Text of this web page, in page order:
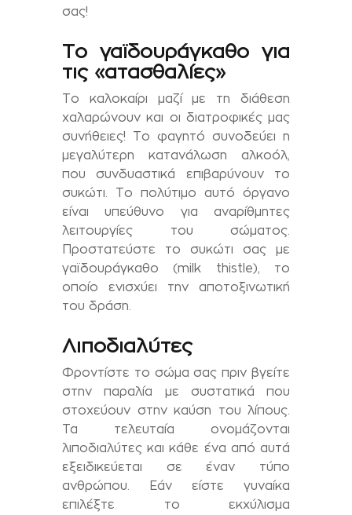
σας!
Το γαϊδουράγκαθο για
τις «ατασθαλίες»
Το καλοκαίρι μαζί με τη διάθεση
χαλαρώνουν και οι διατροφικές μας
συνήθειες! Tο φαγητό συνοδεύει η
μεγαλύτερη κατανάλωση αλκοόλ,
που συνδυαστικά επιβαρύνουν το
συκώτι. Το πολύτιμο αυτό όργανο
είναι υπεύθυνο για αναρίθμητες
λειτουργίες του σώματος.
Προστατεύστε το συκώτι σας με
γαϊδουράγκαθο (milk thistle), το
οποίο ενισχύει την αποτοξινωτική
του δράση.
Λιποδιαλύτες
Φροντίστε το σώμα σας πριν βγείτε
στην παραλία με συστατικά που
στοχεύουν στην καύση του λίπους.
Τα τελευταία ονομάζονται
λιποδιαλύτες και κάθε ένα από αυτά
εξειδικεύεται σε έναν τύπο
ανθρώπου. Εάν είστε γυναίκα
επιλέξτε το εκχύλισμα